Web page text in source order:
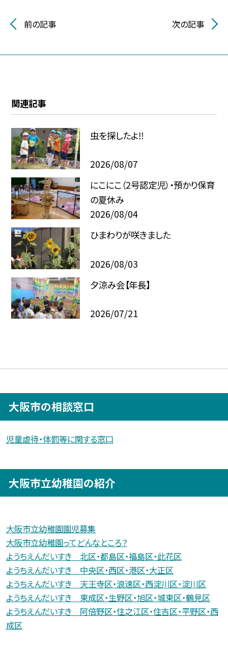
前の記事 次の記事
関連記事
虫を探したよ‼
2026/08/07
にこにこ（2号認定児）・預かり保育
の夏休み
2026/08/04
ひまわりが咲きました
2026/08/03
夕涼み会【年長】
2026/07/21
大阪市の相談窓口
児童虐待・体罰等に関する窓口
大阪市立幼稚園の紹介
大阪市立幼稚園園児募集
大阪市立幼稚園ってどんなところ？
ようちえんだいすき 北区・都島区・福島区・此花区
ようちえんだいすき 中央区・西区・港区・大正区
ようちえんだいすき 天王寺区・浪速区・西淀川区・淀川区
ようちえんだいすき 東成区・生野区・旭区・城東区・鶴見区
ようちえんだいすき 阿倍野区・住之江区・住吉区・平野区・西
成区